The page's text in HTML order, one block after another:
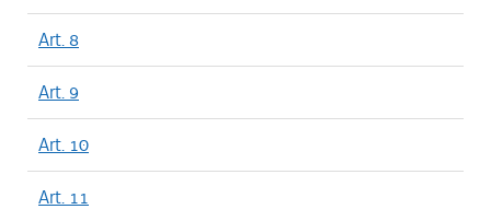
Art. 8
Art. 9
Art. 10
Art. 11